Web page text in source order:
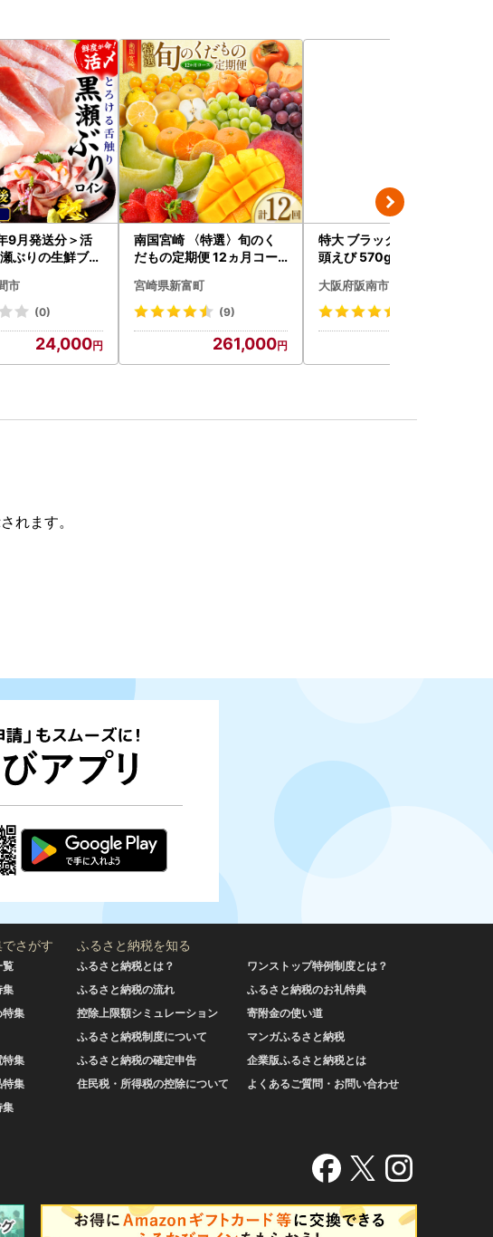
9月発送分＞活
ぶりの生鮮ブリ
2609
市
(0)
24,000
南国宮崎 〈特選〉旬のく
だもの定期便 12ヵ月コー
宮崎県新富町
(9)
261,000
特大 ブラックタイガー 無
頭えび 570g前後15尾
大阪府阪南市
れます。
さがす
覧
集
特集
特集
特集
集
ふるさと納税を知る
ふるさと納税とは？
ふるさと納税の流れ
控除上限額シミュレーション
ふるさと納税制度について
ふるさと納税の確定申告
住民税・所得税の控除について
ワンストップ特例制度とは？
ふるさと納税のお礼特典
寄附金の使い道
マンガふるさと納税
企業版ふるさと納税とは
よくあるご質問・お問い合わせ